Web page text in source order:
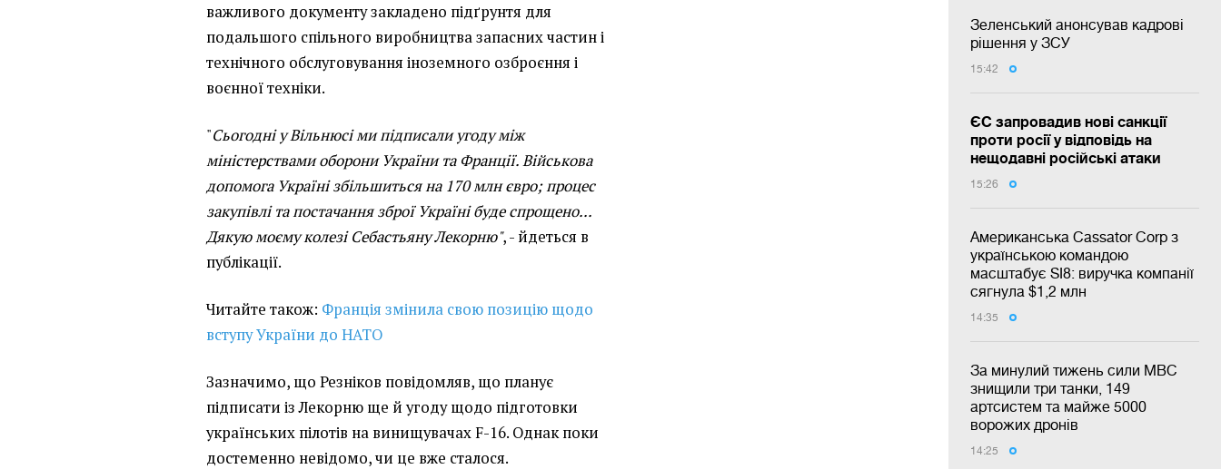
Зеленський анонсував кадрові
рішення у ЗСУ
15:42
ЄС запровадив нові санкції
проти росії у відповідь на
нещодавні російські атаки
15:26
Американська Cassator Corp з
українською командою
масштабує SI8: виручка компанії
сягнула $1,2 млн
14:35
За минулий тижень сили МВС
знищили три танки, 149
артсистем та майже 5000
ворожих дронів
14:25
важливого документу закладено підґрунтя для
подальшого спільного виробництва запасних частин і
технічного обслуговування іноземного озброєння і
воєнної техніки.
"Сьогодні у Вільнюсі ми підписали угоду між
міністерствами оборони України та Франції. Військова
допомога Україні збільшиться на 170 млн євро; процес
закупівлі та постачання зброї Україні буде спрощено...
Дякую моєму колезі Себастьяну Лекорню", - йдеться в
публікації.
Читайте також: Франція змінила свою позицію щодо
вступу України до НАТО
Зазначимо, що Резніков повідомляв, що планує
підписати із Лекорню ще й угоду щодо підготовки
українських пілотів на винищувачах F-16. Однак поки
достеменно невідомо, чи це вже сталося.